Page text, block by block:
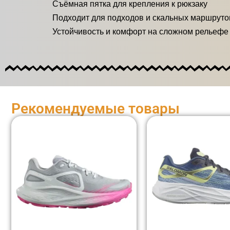
Съёмная пятка для крепления к рюкзаку
Подходит для подходов и скальных
Устойчивость и комфорт на сложном рельефе
Рекомендуемые товары